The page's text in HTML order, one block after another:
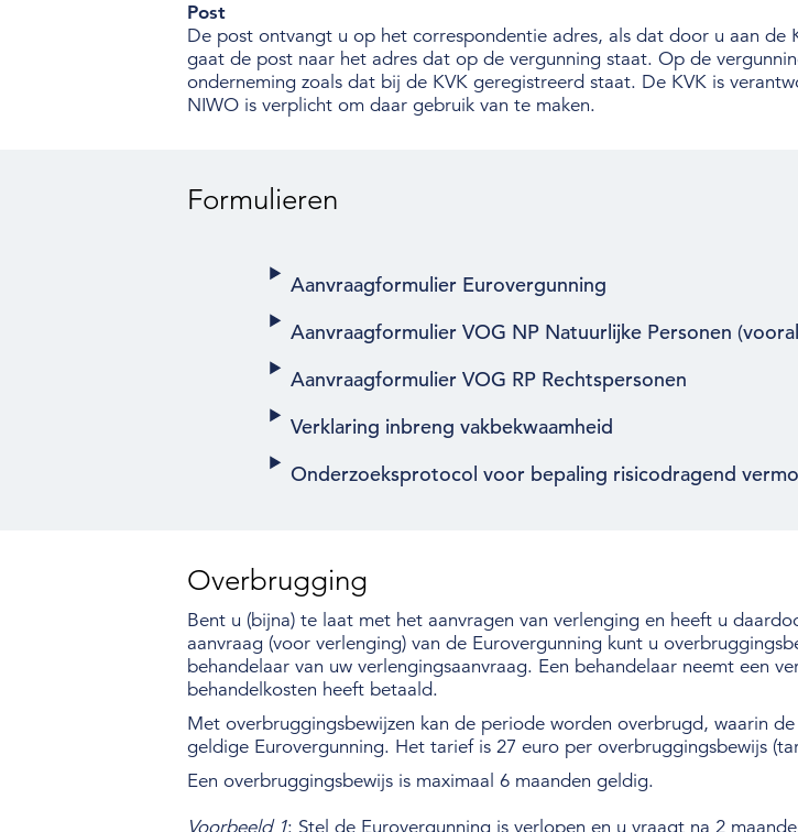
Post
De post ontvangt u op het correspondentie adres, als dat door u aan de
gaat de post naar het adres dat op de vergunning staat. Op de
onderneming zoals dat bij de KVK geregistreerd staat. De KVK is
NIWO is verplicht om daar gebruik van te maken.
Formulieren
Aanvraagformulier Eurovergunning
Aanvraagformulier VOG NP Natuurlijke Personen
Aanvraagformulier VOG RP Rechtspersonen
Verklaring inbreng vakbekwaamheid
Onderzoeksprotocol voor bepaling risicodragend
Overbrugging
Bent u (bijna) te laat met het aanvragen van verlenging en heeft u
aanvraag (voor verlenging) van de Eurovergunning kunt u
behandelaar van uw verlengingsaanvraag. Een behandelaar neemt een
behandelkosten heeft betaald.
Met overbruggingsbewijzen kan de periode worden overbrugd, waarin
geldige Eurovergunning. Het tarief is 27 euro per overbruggingsbewijs
Een overbruggingsbewijs is maximaal 6 maanden geldig.